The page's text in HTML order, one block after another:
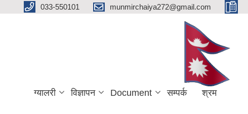
033-550101 munmirchaiya272@gmail.com
ग्यालरी विज्ञापन Document सम्पर्क श्रम